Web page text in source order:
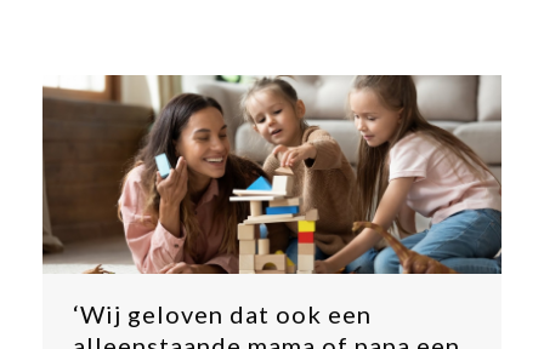
‘Wij geloven dat ook een